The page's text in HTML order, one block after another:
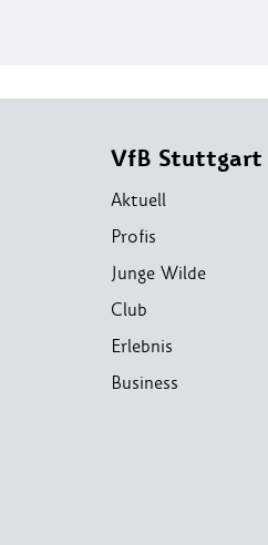
VfB Stuttgart
Aktuell
Profis
Junge Wilde
Club
Erlebnis
Business